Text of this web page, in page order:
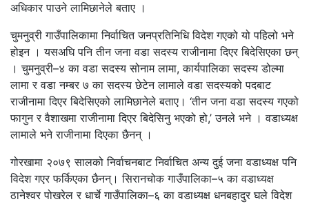
अधिकार पाउने लामिछानेले बताए ।
चुमनुव्री गाउँपालिकामा निर्वाचित जनप्रतिनिधि विदेश गएको यो पहिलो भने
होइन । यसअघि पनि तीन जना वडा सदस्य राजीनामा दिएर बिदेसिएका छन्
। चुमनुव्री–४ का वडा सदस्य सोनाम लामा, कार्यपालिका सदस्य डोल्मा
लामा र वडा नम्बर ७ का सदस्य छेटेन लामाले वडा सदस्यको पदबाट
राजीनामा दिएर बिदेसिएको लामिछानेले बताए। ‘तीन जना वडा सदस्य गएको
फागुन र वैशाखमा राजीनामा दिएर बिदेसिनु भएको हो,’ उनले भने । वडाध्यक्ष
लामाले भने राजीनामा दिएका छैनन् ।
गोरखामा २०७९ सालको निर्वाचनबाट निर्वाचित अन्य दुई जना वडाध्यक्ष पनि
विदेश गएर फर्किएका छैनन्। सिरानचोक गाउँपालिका–५ का वडाध्यक्ष
ठानेश्वर पोखरेल र धार्चे गाउँपालिका–६ का वडाध्यक्ष धनबहादुर घले विदेश